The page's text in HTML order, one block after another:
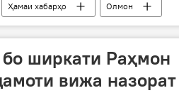
Ҳамаи хабарҳо
Олмон
ширкати Раҳмон
вижа назорат